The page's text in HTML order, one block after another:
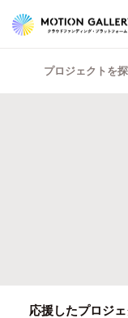
プロジェクトを
応援したプロジェ